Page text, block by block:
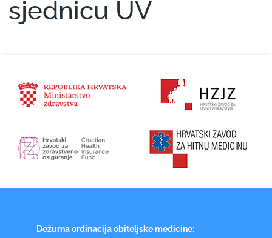
sjednicu UV
Dežurna ordinacija obiteljske medicine: